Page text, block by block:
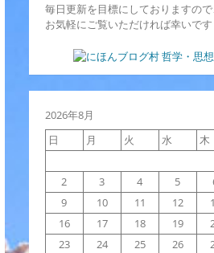
毎日更新を目標にしておりますの
お気軽にご覧いただければ幸いです
2026年8月
日
月 火 水 木
2
3 4 5
9
10 11 12
16
17 18 19
23
24 25 26